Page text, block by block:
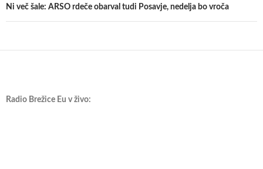
Ni več šale: ARSO rdeče obarval tudi Posavje, nedelja bo vroča
Radio Brežice Eu v živo: